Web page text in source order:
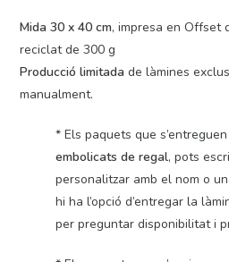
Mida 30 x 40 cm, impresa en Offset
reciclat de 300 g
Producció limitada de làmines
manualment.
* Els paquets que
embolicats de regal, pots
personalitzar amb el nom o
hi ha l’opció d’entregar la
per preguntar disponibilitat i